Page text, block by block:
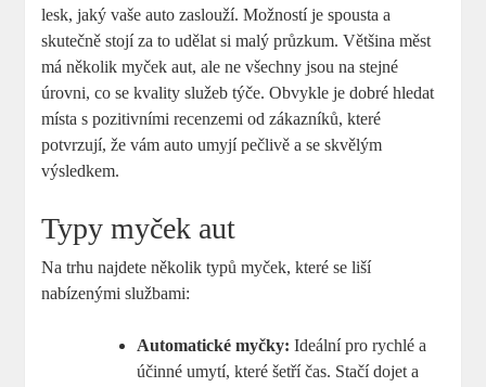
lesk, jaký vaše auto zaslouží. Možností je spousta a
skutečně stojí za to udělat si malý průzkum. Většina měst
má několik myček aut, ale ne všechny jsou na stejné
úrovni, co se kvality služeb týče. Obvykle je dobré hledat
místa s pozitivními recenzemi od zákazníků, které
potvrzují, že vám auto umyjí pečlivě a se skvělým
výsledkem.
Typy myček aut
Na trhu najdete několik typů myček, které se liší
nabízenými službami:
Automatické myčky: Ideální pro rychlé a
účinné umytí, které šetří čas. Stačí dojet a